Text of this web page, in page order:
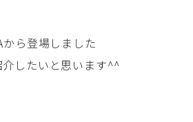
ら登場しました
したいと思います^^